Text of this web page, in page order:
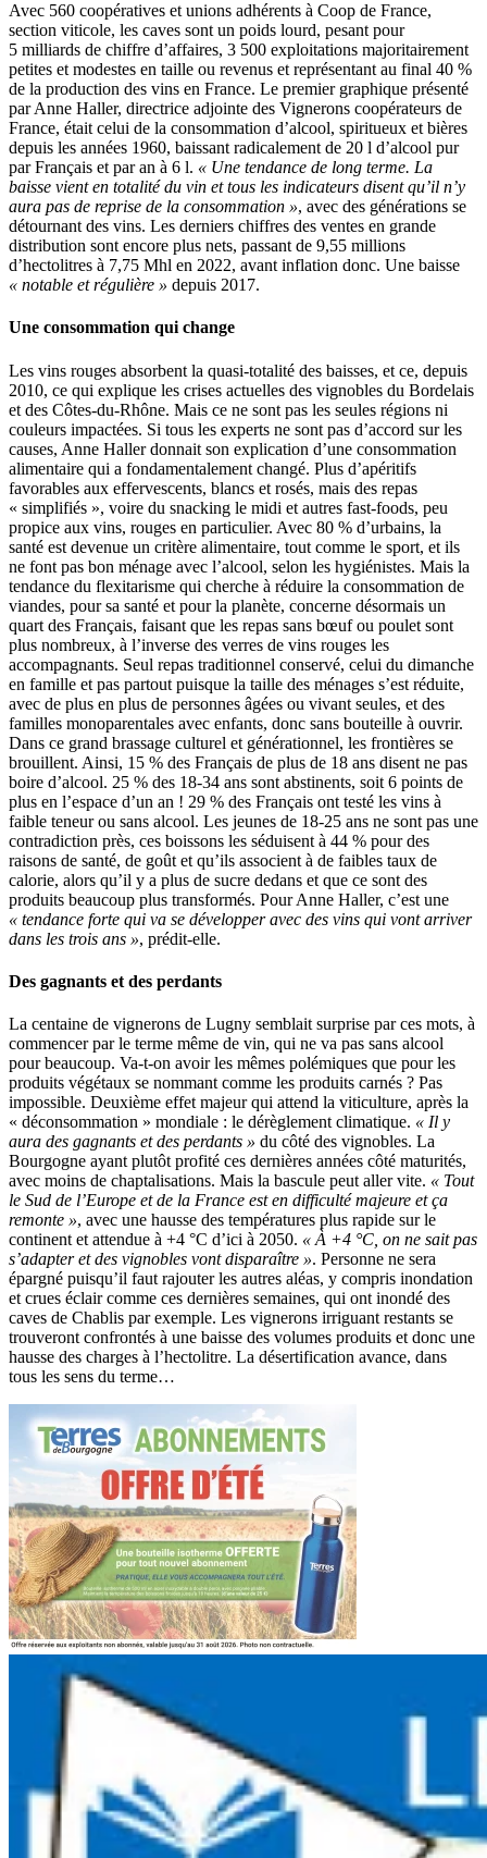
Avec 560 coopératives et unions adhérents à Coop de France,
section viticole, les caves sont un poids lourd, pesant pour
5 milliards de chiffre d’affaires, 3 500 exploitations majoritairement
petites et modestes en taille ou revenus et représentant au final 40 %
de la production des vins en France. Le premier graphique présenté
par Anne Haller, directrice adjointe des Vignerons coopérateurs de
France, était celui de la consommation d’alcool, spiritueux et bières
depuis les années 1960, baissant radicalement de 20 l d’alcool pur
par Français et par an à 6 l. « Une tendance de long terme. La
baisse vient en totalité du vin et tous les indicateurs disent qu’il n’y
aura pas de reprise de la consommation », avec des générations se
détournant des vins. Les derniers chiffres des ventes en grande
distribution sont encore plus nets, passant de 9,55 millions
d’hectolitres à 7,75 Mhl en 2022, avant inflation donc. Une baisse
« notable et régulière » depuis 2017.
Une consommation qui change
Les vins rouges absorbent la quasi-totalité des baisses, et ce, depuis
2010, ce qui explique les crises actuelles des vignobles du Bordelais
et des Côtes-du-Rhône. Mais ce ne sont pas les seules régions ni
couleurs impactées. Si tous les experts ne sont pas d’accord sur les
causes, Anne Haller donnait son explication d’une consommation
alimentaire qui a fondamentalement changé. Plus d’apéritifs
favorables aux effervescents, blancs et rosés, mais des repas
« simplifiés », voire du snacking le midi et autres fast-foods, peu
propice aux vins, rouges en particulier. Avec 80 % d’urbains, la
santé est devenue un critère alimentaire, tout comme le sport, et ils
ne font pas bon ménage avec l’alcool, selon les hygiénistes. Mais la
tendance du flexitarisme qui cherche à réduire la consommation de
viandes, pour sa santé et pour la planète, concerne désormais un
quart des Français, faisant que les repas sans bœuf ou poulet sont
plus nombreux, à l’inverse des verres de vins rouges les
accompagnants. Seul repas traditionnel conservé, celui du dimanche
en famille et pas partout puisque la taille des ménages s’est réduite,
avec de plus en plus de personnes âgées ou vivant seules, et des
familles monoparentales avec enfants, donc sans bouteille à ouvrir.
Dans ce grand brassage culturel et générationnel, les frontières se
brouillent. Ainsi, 15 % des Français de plus de 18 ans disent ne pas
boire d’alcool. 25 % des 18-34 ans sont abstinents, soit 6 points de
plus en l’espace d’un an ! 29 % des Français ont testé les vins à
faible teneur ou sans alcool. Les jeunes de 18-25 ans ne sont pas une
contradiction près, ces boissons les séduisent à 44 % pour des
raisons de santé, de goût et qu’ils associent à de faibles taux de
calorie, alors qu’il y a plus de sucre dedans et que ce sont des
produits beaucoup plus transformés. Pour Anne Haller, c’est une
« tendance forte qui va se développer avec des vins qui vont arriver
dans les trois ans », prédit-elle.
Des gagnants et des perdants
La centaine de vignerons de Lugny semblait surprise par ces mots, à
commencer par le terme même de vin, qui ne va pas sans alcool
pour beaucoup. Va-t-on avoir les mêmes polémiques que pour les
produits végétaux se nommant comme les produits carnés ? Pas
impossible. Deuxième effet majeur qui attend la viticulture, après la
« déconsommation » mondiale : le dérèglement climatique. « Il y
aura des gagnants et des perdants » du côté des vignobles. La
Bourgogne ayant plutôt profité ces dernières années côté maturités,
avec moins de chaptalisations. Mais la bascule peut aller vite. « Tout
le Sud de l’Europe et de la France est en difficulté majeure et ça
remonte », avec une hausse des températures plus rapide sur le
continent et attendue à +4 °C d’ici à 2050. « À +4 °C, on ne sait pas
s’adapter et des vignobles vont disparaître ». Personne ne sera
épargné puisqu’il faut rajouter les autres aléas, y compris inondation
et crues éclair comme ces dernières semaines, qui ont inondé des
caves de Chablis par exemple. Les vignerons irriguant restants se
trouveront confrontés à une baisse des volumes produits et donc une
hausse des charges à l’hectolitre. La désertification avance, dans
tous les sens du terme…